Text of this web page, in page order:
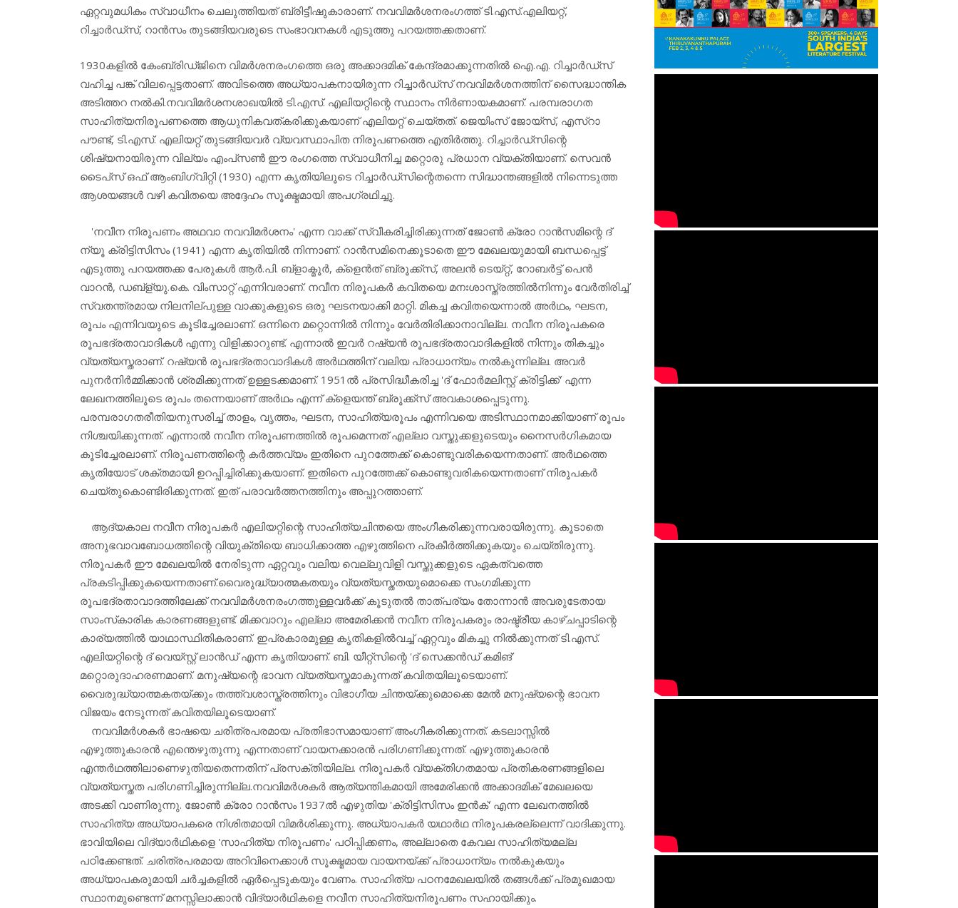
ഏറ്റവുമധികം സ്വാധീനം ചെലുത്തിയത് ബ്രിട്ടീഷുകാരാണ്. നവവിമര്‍ശനരംഗത്ത് ടി.എസ്.എലിയറ്റ്,
റിച്ചാര്‍ഡ്‌സ്, റാന്‍സം തുടങ്ങിയവരുടെ സംഭാവനകള്‍ എടുത്തു പറയത്തക്കതാണ്.
1930കളില്‍ കേംബ്രിഡ്ജിനെ വിമര്‍ശനരംഗത്തെ ഒരു അക്കാദമിക് കേന്ദ്രമാക്കുന്നതില്‍ ഐ.എ. റിച്ചാര്‍ഡ്‌സ്
വഹിച്ച പങ്ക് വിലപ്പെട്ടതാണ്. അവിടത്തെ അധ്യാപകനായിരുന്ന റിച്ചാര്‍ഡ്‌സ് നവവിമര്‍ശനത്തിന് സൈദ്ധാന്തിക
അടിത്തറ നല്‍കി.നവവിമര്‍ശനശാഖയില്‍ ടി.എസ്. എലിയറ്റിന്റെ സ്ഥാനം നിര്‍ണായകമാണ്. പരമ്പരാഗത
സാഹിത്യനിരൂപണത്തെ ആധുനികവത്കരിക്കുകയാണ് എലിയറ്റ് ചെയ്തത്. ജെയിംസ് ജോയ്‌സ്, എസ്‌റാ
പൗണ്ട്, ടി.എസ്. എലിയറ്റ് തുടങ്ങിയവര്‍ വ്യവസ്ഥാപിത നിരൂപണത്തെ എതിര്‍ത്തു. റിച്ചാര്‍ഡ്‌സിന്റെ
ശിഷ്യനായിരുന്ന വില്യം എംപ്‌സണ്‍ ഈ രംഗത്തെ സ്വാധീനിച്ച മറ്റൊരു പ്രധാന വ്യക്തിയാണ്. സെവന്‍
ടൈപ്‌സ് ഒഫ് ആംബിഗ്വിറ്റി (1930) എന്ന കൃതിയിലൂടെ റിച്ചാര്‍ഡ്‌സിന്റെതന്നെ സിദ്ധാന്തങ്ങളില്‍ നിന്നെടുത്ത
ആശയങ്ങള്‍ വഴി കവിതയെ അദ്ദേഹം സൂക്ഷ്മമായി അപഗ്രഥിച്ചു.
'നവീന നിരൂപണം അഥവാ നവവിമര്‍ശനം' എന്ന വാക്ക് സ്വീകരിച്ചിരിക്കുന്നത് ജോണ്‍ ക്രോ റാന്‍സമിന്റെ ദ്
ന്യൂ ക്രിട്ടിസിസം (1941) എന്ന കൃതിയില്‍ നിന്നാണ്. റാന്‍സമിനെക്കൂടാതെ ഈ മേഖലയുമായി ബന്ധപ്പെട്ട്
എടുത്തു പറയത്തക്ക പേരുകള്‍ ആര്‍.പി. ബ്‌ളാക്മൂര്‍, ക്‌ളെന്‍ത് ബ്രൂക്ക്‌സ്, അലന്‍ ടെയ്റ്റ്, റോബര്‍ട്ട് പെന്‍
വാറന്‍, ഡബ്‌ള്യു.കെ. വിംസാറ്റ് എന്നിവരാണ്. നവീന നിരൂപകര്‍ കവിതയെ മനഃശാസ്ത്രത്തില്‍നിന്നും വേര്‍തിരിച്ച്
സ്വതന്ത്രമായ നിലനില്പുള്ള വാക്കുകളുടെ ഒരു ഘടനയാക്കി മാറ്റി. മികച്ച കവിതയെന്നാല്‍ അര്‍ഥം, ഘടന,
രൂപം എന്നിവയുടെ കൂടിച്ചേരലാണ്. ഒന്നിനെ മറ്റൊന്നില്‍ നിന്നും വേര്‍തിരിക്കാനാവില്ല. നവീന നിരൂപകരെ
രൂപഭദ്രതാവാദികള്‍ എന്നു വിളിക്കാറുണ്ട്. എന്നാല്‍ ഇവര്‍ റഷ്യന്‍ രൂപഭദ്രതാവാദികളില്‍ നിന്നും തികച്ചും
വ്യത്യസ്തരാണ്. റഷ്യന്‍ രൂപഭദ്രതാവാദികള്‍ അര്‍ഥത്തിന് വലിയ പ്രാധാന്യം നല്‍കുന്നില്ല. അവര്‍
പുനര്‍നിര്‍മ്മിക്കാന്‍ ശ്രമിക്കുന്നത് ഉള്ളടക്കമാണ്. 1951ല്‍ പ്രസിദ്ധീകരിച്ച 'ദ് ഫോര്‍മലിസ്റ്റ് ക്രിട്ടിക്ക്' എന്ന
ലേഖനത്തിലൂടെ രൂപം തന്നെയാണ് അര്‍ഥം എന്ന് ക്‌ളെയന്ത് ബ്രൂക്ക്‌സ് അവകാശപ്പെടുന്നു.
പരമ്പരാഗതരീതിയനുസരിച്ച് താളം, വൃത്തം, ഘടന, സാഹിത്യരൂപം എന്നിവയെ അടിസ്ഥാനമാക്കിയാണ് രൂപം
നിശ്ചയിക്കുന്നത്. എന്നാല്‍ നവീന നിരൂപണത്തില്‍ രൂപമെന്നത് എല്ലാ വസ്തുക്കളുടെയും നൈസര്‍ഗികമായ
കൂടിച്ചേരലാണ്. നിരൂപണത്തിന്റെ കര്‍ത്തവ്യം ഇതിനെ പുറത്തേക്ക് കൊണ്ടുവരികയെന്നതാണ്. അര്‍ഥത്തെ
കൃതിയോട് ശക്തമായി ഉറപ്പിച്ചിരിക്കുകയാണ്. ഇതിനെ പുറത്തേക്ക് കൊണ്ടുവരികയെന്നതാണ് നിരൂപകര്‍
ചെയ്തുകൊണ്ടിരിക്കുന്നത്. ഇത് പരാവര്‍ത്തനത്തിനും അപ്പുറത്താണ്.
ആദ്യകാല നവീന നിരൂപകര്‍ എലിയറ്റിന്റെ സാഹിത്യചിന്തയെ അംഗീകരിക്കുന്നവരായിരുന്നു. കൂടാതെ
അനുഭവാവബോധത്തിന്റെ വിയുക്തിയെ ബാധിക്കാത്ത എഴുത്തിനെ പ്രകീര്‍ത്തിക്കുകയും ചെയ്തിരുന്നു.
നിരൂപകര്‍ ഈ മേഖലയില്‍ നേരിടുന്ന ഏറ്റവും വലിയ വെല്ലുവിളി വസ്തുക്കളുടെ ഏകത്വത്തെ
പ്രകടിപ്പിക്കുകയെന്നതാണ്.വൈരുദ്ധ്യാത്മകതയും വ്യത്യസ്തതയുമൊക്കെ സംഗമിക്കുന്ന
രൂപഭദ്രതാവാദത്തിലേക്ക് നവവിമര്‍ശനരംഗത്തുള്ളവര്‍ക്ക് കൂടുതല്‍ താത്പര്യം തോന്നാന്‍ അവരുടേതായ
സാംസ്‌കാരിക കാരണങ്ങളുണ്ട്. മിക്കവാറും എല്ലാ അമേരിക്കന്‍ നവീന നിരൂപകരും രാഷ്ട്രീയ കാഴ്ചപ്പാടിന്റെ
കാര്യത്തില്‍ യാഥാസ്ഥിതികരാണ്. ഇപ്രകാരമുള്ള കൃതികളില്‍വച്ച് ഏറ്റവും മികച്ചു നില്‍ക്കുന്നത് ടി.എസ്.
എലിയറ്റിന്റെ ദ് വെയ്സ്റ്റ് ലാന്‍ഡ് എന്ന കൃതിയാണ്. ബി. യീറ്റ്‌സിന്റെ 'ദ് സെക്കന്‍ഡ് കമിങ്'
മറ്റൊരുദാഹരണമാണ്. മനുഷ്യന്റെ ഭാവന വ്യത്യസ്തമാകുന്നത് കവിതയിലൂടെയാണ്.
വൈരുദ്ധ്യാത്മകതയ്ക്കും തത്ത്വശാസ്ത്രത്തിനും വിഭാഗീയ ചിന്തയ്ക്കുമൊക്കെ മേല്‍ മനുഷ്യന്റെ ഭാവന
വിജയം നേടുന്നത് കവിതയിലൂടെയാണ്.
നവവിമര്‍ശകര്‍ ഭാഷയെ ചരിത്രപരമായ പ്രതിഭാസമായാണ് അംഗീകരിക്കുന്നത്. കടലാസ്സില്‍
എഴുത്തുകാരന്‍ എന്തെഴുതുന്നു എന്നതാണ് വായനക്കാരന്‍ പരിഗണിക്കുന്നത്. എഴുത്തുകാരന്‍
എന്തര്‍ഥത്തിലാണെഴുതിയതെന്നതിന് പ്രസക്തിയില്ല. നിരൂപകര്‍ വ്യക്തിഗതമായ പ്രതികരണങ്ങളിലെ
വ്യത്യസ്തത പരിഗണിച്ചിരുന്നില്ല.നവവിമര്‍ശകര്‍ ആത്യന്തികമായി അമേരിക്കന്‍ അക്കാദമിക് മേഖലയെ
അടക്കി വാണിരുന്നു. ജോണ്‍ ക്രോ റാന്‍സം 1937ല്‍ എഴുതിയ 'ക്രിട്ടിസിസം ഇന്‍ക്' എന്ന ലേഖനത്തില്‍
സാഹിത്യ അധ്യാപകരെ നിശിതമായി വിമര്‍ശിക്കുന്നു. അധ്യാപകര്‍ യഥാര്‍ഥ നിരൂപകരല്ലെന്ന് വാദിക്കുന്നു.
ഭാവിയിലെ വിദ്യാര്‍ഥികളെ 'സാഹിത്യ നിരൂപണം' പഠിപ്പിക്കണം, അല്ലാതെ കേവല സാഹിത്യമല്ല
പഠിക്കേണ്ടത്. ചരിത്രപരമായ അറിവിനെക്കാള്‍ സൂക്ഷ്മമായ വായനയ്ക്ക് പ്രാധാന്യം നല്‍കുകയും
അധ്യാപകരുമായി ചര്‍ച്ചകളില്‍ ഏര്‍പ്പെടുകയും വേണം. സാഹിത്യ പഠനമേഖലയില്‍ തങ്ങള്‍ക്ക് പ്രമുഖമായ
സ്ഥാനമുണ്ടെന്ന് മനസ്സിലാക്കാന്‍ വിദ്യാര്‍ഥികളെ നവീന സാഹിത്യനിരൂപണം സഹായിക്കും.